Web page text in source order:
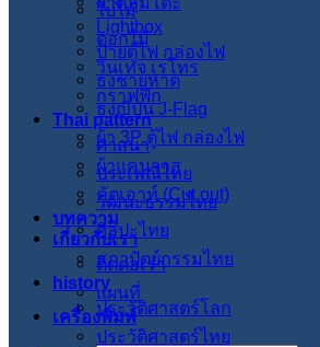
Lightbox
ป้ายตู้ไฟ กล่องไฟ
ธงชายหาด
ธงญี่ปุ่น J-Flag
ผ้า 3P ตู้ไฟ กล่องไฟ
ผ้าแคนวาส
คัตเอาท์ (Cut out)
บทความ
เกี่ยวกับเรา
ติดต่อเรา
แผนที่
เครื่องพิมพ์
ใบไม้
ดอกไม้
วินเทจ เรโทร
กราฟฟิก
Thai pattern
ศาสนา
ประเพณีไทย
วัฒนะธรรมไทย
ศิลปะไทย
สภาปัตย์กรรมไทย
history
ประวัติศาสตร์โลก
ประวัติศาสตร์ไทย